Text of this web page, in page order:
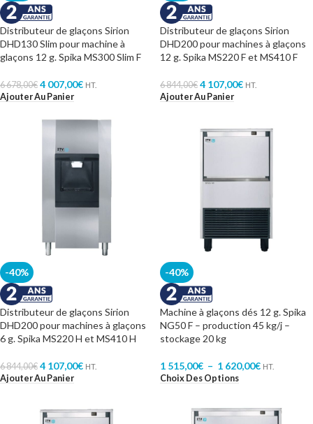
Distributeur de glaçons Sirion
DHD130 Slim pour machine à
glaçons 12 g. Spika MS300 Slim F
6 678,00€ 4 007,00€ HT.
Ajouter Au Panier
Distributeur de glaçons Sirion
DHD200 pour machines à glaçons
12 g. Spika MS220 F et MS410 F
6 844,00€ 4 107,00€ HT.
Ajouter Au Panier
-40%
Distributeur de glaçons Sirion
DHD200 pour machines à glaçons
6 g. Spika MS220 H et MS410 H
6 844,00€ 4 107,00€ HT.
Ajouter Au Panier
-40%
Machine à glaçons dés 12 g. Spika
NG50 F – production 45 kg/j –
stockage 20 kg
1 515,00€ – 1 620,00€ HT.
Choix Des Options